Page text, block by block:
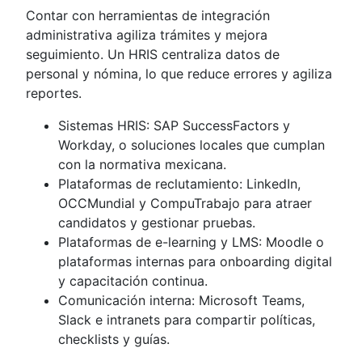
Contar con herramientas de integración
administrativa agiliza trámites y mejora
seguimiento. Un HRIS centraliza datos de
personal y nómina, lo que reduce errores y agiliza
reportes.
Sistemas HRIS: SAP SuccessFactors y
Workday, o soluciones locales que cumplan
con la normativa mexicana.
Plataformas de reclutamiento: LinkedIn,
OCCMundial y CompuTrabajo para atraer
candidatos y gestionar pruebas.
Plataformas de e-learning y LMS: Moodle o
plataformas internas para onboarding digital
y capacitación continua.
Comunicación interna: Microsoft Teams,
Slack e intranets para compartir políticas,
checklists y guías.